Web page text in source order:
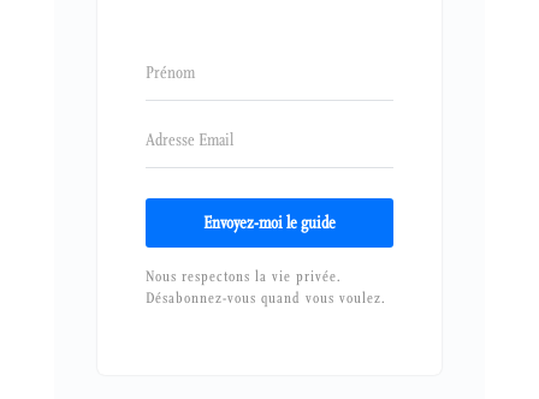
Envoyez-moi le guide
Nous respectons la vie privée.
Désabonnez-vous quand vous voulez.